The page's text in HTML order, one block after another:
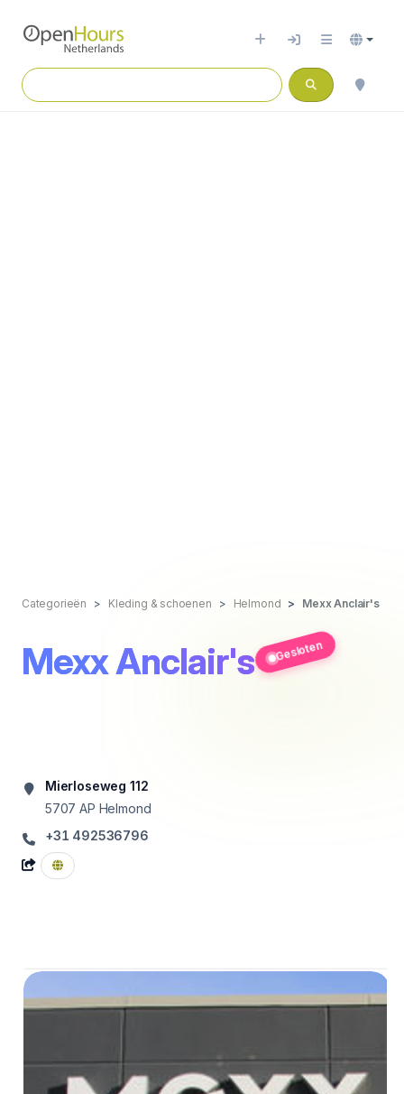
Categorieën Kleding & schoenen Helmond Mexx Anclair's
Mexx Anclair's Gesloten
Mierloseweg 112
5707 AP Helmond
+31 492536796